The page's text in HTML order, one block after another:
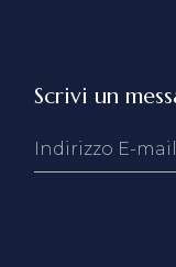
Scrivi un